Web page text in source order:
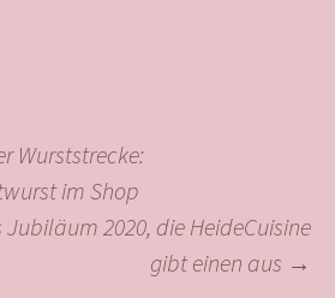
Wurststrecke:
im Shop
Jubiläum 2020, die HeideCuisine
gibt einen aus →